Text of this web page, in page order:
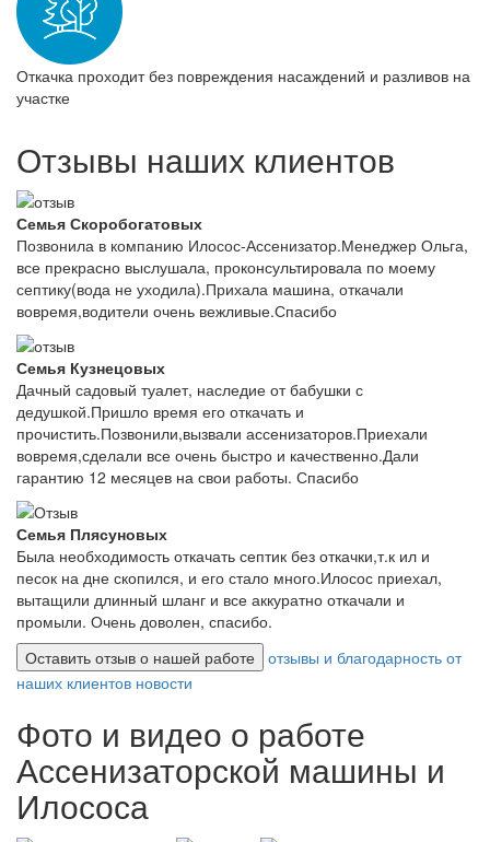
Откачка проходит без повреждения насаждений и разливов на
участке
Отзывы наших клиентов
Семья Скоробогатовых
Позвонила в компанию Илосос-Ассенизатор.Менеджер Ольга,
все прекрасно выслушала, проконсультировала по моему
септику(вода не уходила).Прихала машина, откачали
вовремя,водители очень вежливые.Спасибо
Семья Кузнецовых
Дачный садовый туалет, наследие от бабушки с
дедушкой.Пришло время его откачать и
прочистить.Позвонили,вызвали ассенизаторов.Приехали
вовремя,сделали все очень быстро и качественно.Дали
гарантию 12 месяцев на свои работы. Спасибо
Семья Плясуновых
Была необходимость откачать септик без откачки,т.к ил и
песок на дне скопился, и его стало много.Илосос приехал,
вытащили длинный шланг и все аккуратно откачали и
промыли. Очень доволен, спасибо.
Оставить отзыв о нашей работе
отзывы и благодарность от
наших клиентов новости
Фото и видео о работе
Ассенизаторской машины и
Илососа